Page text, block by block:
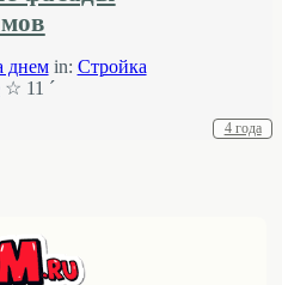
днем in: Стройка
☆ 11 ´
4 года